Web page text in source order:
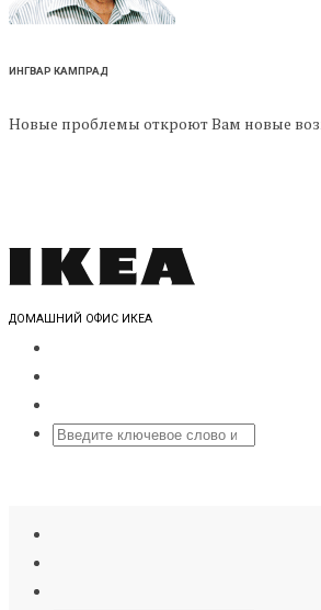
ИНГВАР КАМПРАД
Новые проблемы откроют Вам новые
ДОМАШНИЙ ОФИС ИКЕА